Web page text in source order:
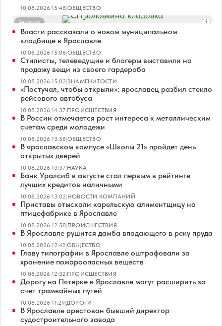
10.08.2026 15:48|ОБЩЕСТВО
Реклама
Власти рассказали о новом муниципальном
кладбище в Ярославле
10.08.2026 15:06|ОБЩЕСТВО
Стилисты, телеведущие и блогеры выставили на
продажу вещи из своего гардероба
10.08.2026 15:02|ЗНАМЕНИТОСТИ
«Постучал, чтобы открыли»: ярославец разбил стекло
рейсового автобуса
10.08.2026 14:37|ПРОИСШЕСТВИЯ
В России отмечается рост интереса к металлическим
счетам среди молодежи
10.08.2026 13:58|ОБЩЕСТВО
В ярославском кампусе «Школы 21» пройдет день
открытых дверей
10.08.2026 13:37|НАУКА
Банк Уралсиб в августе стал первым в рейтинге
лучших кредитов наличными
10.08.2026 13:02|НОВОСТИ КОМПАНИЙ
Приставы отыскали карельскую алиментщицу на
птицефабрике в Ярославле
10.08.2026 12:58|ПРОИСШЕСТВИЯ
В Ярославле рушится дамба впадающего в реку пруда
10.08.2026 12:42|ОБЩЕСТВО
Главу типографии в Ярославле оштрафовали за
хранение пожароопасных веществ
10.08.2026 12:32|ПРОИСШЕСТВИЯ
Дорогу на Пятерке в Ярославле могут расширить за
счет трамвайных путей
10.08.2026 11:29|ДОРОГИ
В Ярославле арестован бывший директор
судостроительного завода